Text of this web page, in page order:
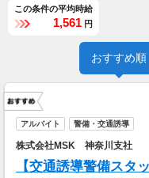
この条件の平均時給
1,561 円
おすすめ順
アルバイト 警備・交通誘導
株式会社MSK 神奈川支社
【交通誘導警備スタ